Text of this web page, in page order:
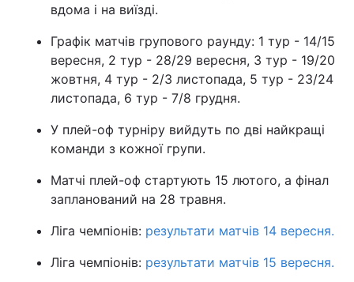
вдома і на виїзді.
Графік матчів групового раунду: 1 тур - 14/15
вересня, 2 тур - 28/29 вересня, 3 тур - 19/20
жовтня, 4 тур - 2/3 листопада, 5 тур - 23/24
листопада, 6 тур - 7/8 грудня.
У плей-оф турніру вийдуть по дві найкращі
команди з кожної групи.
Матчі плей-оф стартують 15 лютого, а фінал
запланований на 28 травня.
Ліга чемпіонів: результати матчів 14 вересня.
Ліга чемпіонів: результати матчів 15 вересня.